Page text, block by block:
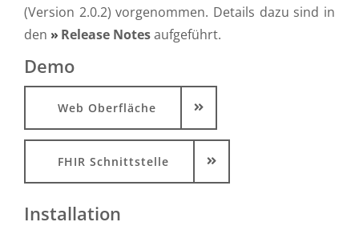
(Version 2.0.2) vorgenommen. Details dazu sind in
den
Release Notesaufgeführt.
Demo
Web Oberfläche
FHIR Schnittstelle
Installation